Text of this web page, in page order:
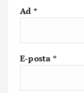
Ad *
E-posta*